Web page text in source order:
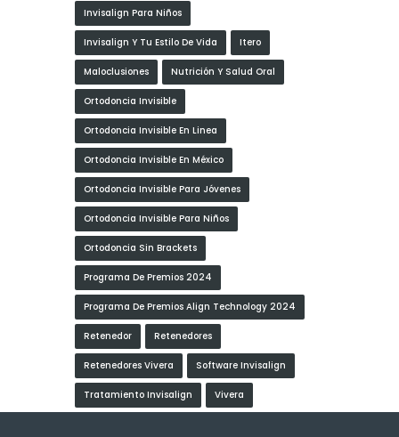
Invisalign Para Niños
Invisalign Y Tu Estilo De Vida Itero
Maloclusiones Nutrición Y Salud Oral
Ortodoncia Invisible
Ortodoncia Invisible En Linea
Ortodoncia Invisible En México
Ortodoncia Invisible Para Jóvenes
Ortodoncia Invisible Para Niños
Ortodoncia Sin Brackets
Programa De Premios 2024
Programa De Premios Align Technology 2024
Retenedor Retenedores
Retenedores Vivera Software Invisalign
Tratamiento Invisalign Vivera